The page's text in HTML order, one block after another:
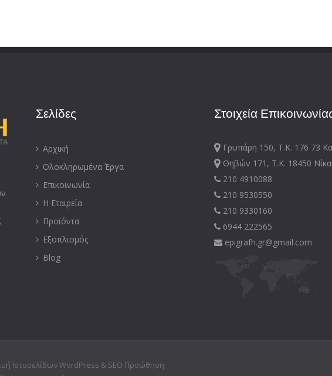
Σελίδες
Αρχική
Ολοκληρωμένα Έργα
Επικοινωνία
Η Εταιρεία
Προϊόντα
Εξοπλισμός
Blog
Στοιχεία
Γρυπάρη 150, Τ.Κ. 176 73
Θηβών 171, Τ.Κ. 18450
210 4910088
210 9530550
210 9330160
6944 222565
epigrafh.gr@gmail.com
Ιστοσελίδων WordPress & SEO Προώθηση